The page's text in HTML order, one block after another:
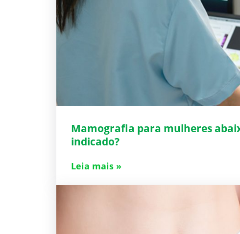
Mamografia para mulheres
indicado?
Leia mais »